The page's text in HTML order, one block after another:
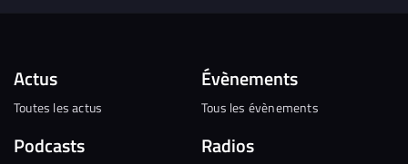
Actus
Toutes les actus
Podcasts
Évènements
Tous les évènements
Radios